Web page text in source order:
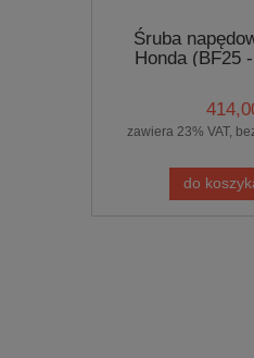
Śruba
Honda (BF25
zawiera 23% VAT,
do